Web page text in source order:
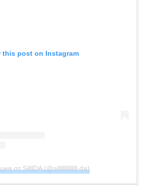
this post on Instagram
от SilllDA (@silllllllllllll.da)